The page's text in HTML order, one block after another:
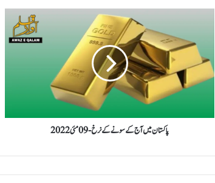
سونے
کے
09
پاکستان میں آج کے سونے کے نرخ - 09 مئی 2022